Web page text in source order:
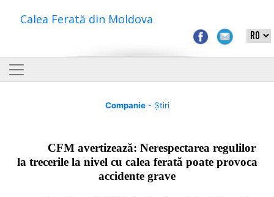
Calea Ferată din Moldova
Companie- Știri
CFM avertizează: Nerespectarea regulilor
la trecerile la nivel cu calea ferată poate provoca
accidente grave